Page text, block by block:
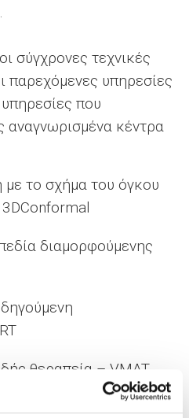
σύγχρονες τεχνικές
παρεχόμενες υπηρεσίες
υπηρεσίες που
αναγνωρισμένα κέντρα
το σχήμα του όγκου
διαμορφούμενης
θεραπεία – VMAT